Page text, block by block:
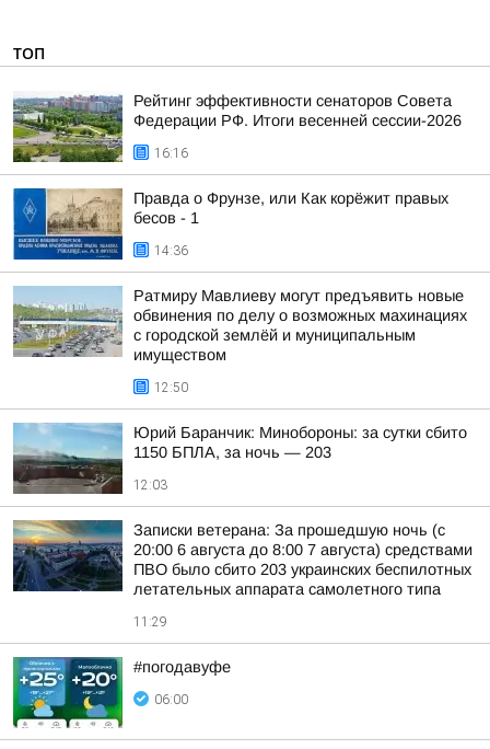
ТОП
Рейтинг эффективности сенаторов Совета
Федерации РФ. Итоги весенней сессии-2026
16:16
Правда о Фрунзе, или Как корёжит правых
бесов - 1
14:36
Ратмиру Мавлиеву могут предъявить новые
обвинения по делу о возможных махинациях
с городской землёй и муниципальным
имуществом
12:50
Юрий Баранчик: Минобороны: за сутки сбито
1150 БПЛА, за ночь — 203
12:03
Записки ветерана: За прошедшую ночь (с
20:00 6 августа до 8:00 7 августа) средствами
ПВО было сбито 203 украинских беспилотных
летательных аппарата самолетного типа
11:29
#погодавуфе
06:00